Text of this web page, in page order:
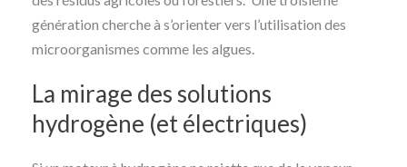
génération cherche à s’orienter vers l’utilisation des
microorganismes comme les algues.
La mirage des solutions
hydrogène (et électriques)